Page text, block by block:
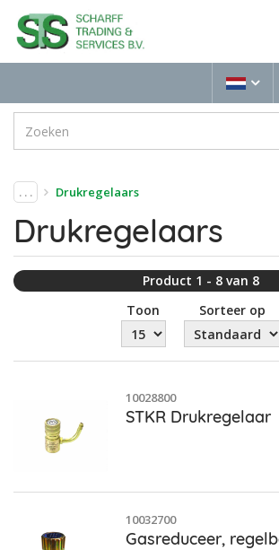
. . . Drukregelaars
Drukregelaars
Product 1 - 8 van 8
Toon
Sorteer op
STKR Drukregelaar
10028800
Gasreduceer,
10032700